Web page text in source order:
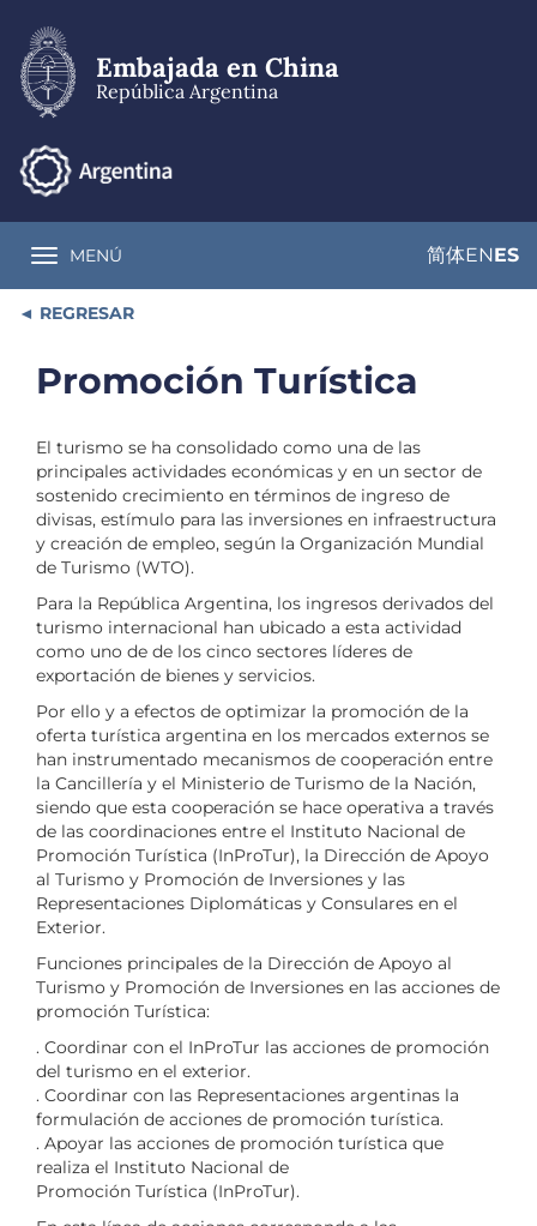
contenido
principal
Embajada en China
República Argentina
Toggle navigation
MENÚ 简体ENES
REGRESAR
Promoción Turística
El turismo se ha consolidado como una de las
principales actividades económicas y en un sector de
sostenido crecimiento en términos de ingreso de
divisas, estímulo para las inversiones en infraestructura
y creación de empleo, según la Organización Mundial
de Turismo (WTO).
Para la República Argentina, los ingresos derivados del
turismo internacional han ubicado a esta actividad
como uno de de los cinco sectores líderes de
exportación de bienes y servicios.
Por ello y a efectos de optimizar la promoción de la
oferta turística argentina en los mercados externos se
han instrumentado mecanismos de cooperación entre
la Cancillería y el Ministerio de Turismo de la Nación,
siendo que esta cooperación se hace operativa a través
de las coordinaciones entre el Instituto Nacional de
Promoción Turística (InProTur), la Dirección de Apoyo
al Turismo y Promoción de Inversiones y las
Representaciones Diplomáticas y Consulares en el
Exterior.
Funciones principales de la Dirección de Apoyo al
Turismo y Promoción de Inversiones en las acciones de
promoción Turística:
. Coordinar con el InProTur las acciones de promoción
del turismo en el exterior.
. Coordinar con las Representaciones argentinas la
formulación de acciones de promoción turística.
. Apoyar las acciones de promoción turística que
realiza el Instituto Nacional de
Promoción Turística (InProTur).